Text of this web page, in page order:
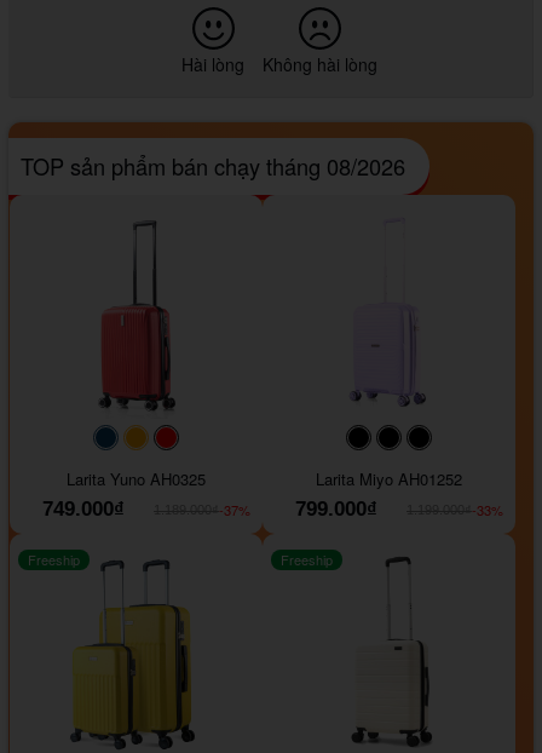
Hài lòng Không hài lòng
TOP sản phẩm bán chạy tháng 08/2026
#093f69#ffa500
Larita Yuno AH0325
749.000₫
-37%
#000000#000000
Larita Miyo AH01252
799.000₫
-33%
Freeship Freeship